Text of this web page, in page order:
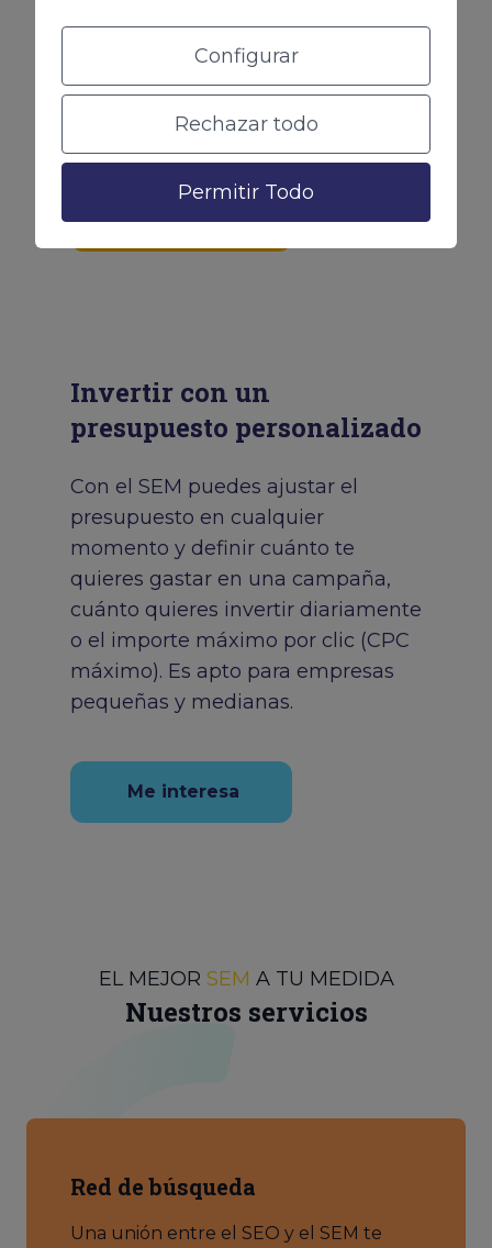
Configurar
Rechazar todo
Permitir Todo
que mejor funcionan y mucho más.
¡Vincula tu cuenta de Google Ads
con Google Analytics!
Me interesa
Invertir con un
presupuesto personalizado
Con el SEM puedes ajustar el
presupuesto en cualquier
momento y definir cuánto te
quieres gastar en una campaña,
cuánto quieres invertir diariamente
o el importe máximo por clic (CPC
máximo). Es apto para empresas
pequeñas y medianas.
Me interesa
EL MEJOR SEM A TU MEDIDA
Nuestros servicios
Red de búsqueda
Una unión entre el SEO y el SEM te